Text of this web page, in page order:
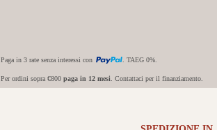
Paga in 3 rate senza interessi con . TAEG 0%.
Per ordini sopra €800 paga in 12 mesi . Contattaci per il finanziamento.